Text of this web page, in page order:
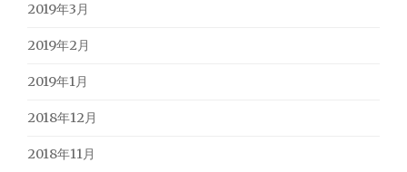
2019年3月
2019年2月
2019年1月
2018年12月
2018年11月